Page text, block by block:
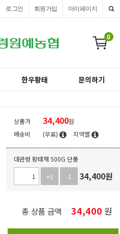
마이페이지
회원가입
로그인
0
한우황태 문의하기
상품가 34,400원
배송비
(무료) 지역별
대관령 황태채 500G 단품
+1
-1 34,400원
총 상품 금액 34,400 원